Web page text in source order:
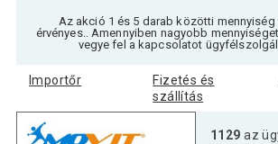
Az akció 1 és 5 darab közötti
érvényes.. Amennyiben nagyobb
vegye fel a kapcsolatot
Importőr
Fizetés és
szállítás
1129 az